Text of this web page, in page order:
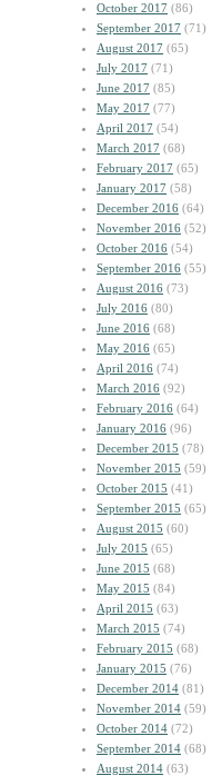
October 2017 (86)
September 2017 (71)
August 2017 (65)
July 2017 (71)
June 2017 (85)
May 2017 (77)
April 2017 (54)
March 2017 (68)
February 2017 (65)
January 2017 (58)
December 2016 (64)
November 2016 (52)
October 2016 (54)
September 2016 (55)
August 2016 (73)
July 2016 (80)
June 2016 (68)
May 2016 (65)
April 2016 (74)
March 2016 (92)
February 2016 (64)
January 2016 (96)
December 2015 (78)
November 2015 (59)
October 2015 (41)
September 2015 (65)
August 2015 (60)
July 2015 (65)
June 2015 (68)
May 2015 (84)
April 2015 (63)
March 2015 (74)
February 2015 (68)
January 2015 (76)
December 2014 (81)
November 2014 (59)
October 2014 (72)
September 2014 (68)
August 2014 (63)